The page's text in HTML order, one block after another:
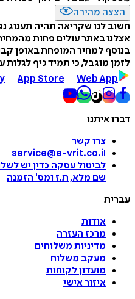
הצצה מהירה
חשוב לנו שקריאה תהיה תענוג
אצלנו באתר עולים פחות
בנוסף למחיר המופחת באופן
לזמן מוגבל, כי תמיד כיף לגלות
App Store Web App
דברו איתנו
צרו קשר
service@e-vrit.co.il
לביטול עסקה כדין יש
שם מלא, ת.ז ומס' הזמנה
עברית
אודות
מרכז העזרה
מדיניות משלוחים
מעקב משלוח
מועדון לקוחות
איזור אישי